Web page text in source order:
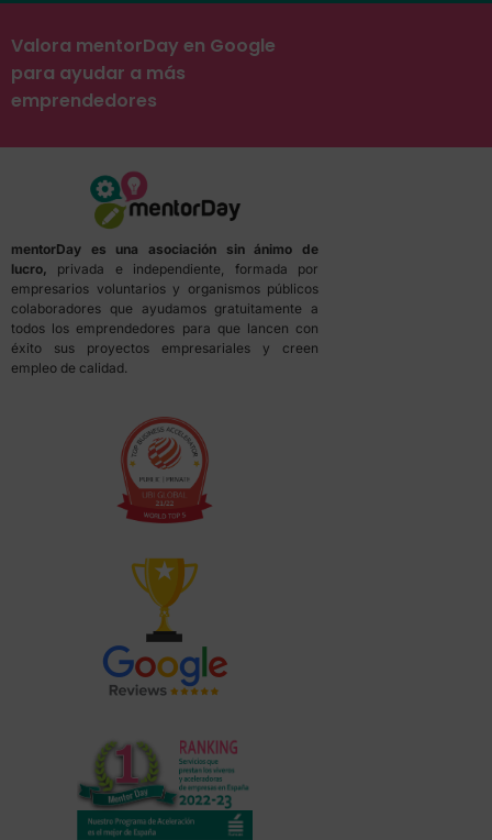
Valora mentorDay en Google
para ayudar a más
emprendedores
mentorDay es una asociación sin ánimo de
lucro, privada e independiente, formada por
empresarios voluntarios y organismos públicos
colaboradores que ayudamos gratuitamente a
todos los emprendedores para que lancen con
éxito sus proyectos empresariales y creen
empleo de calidad.